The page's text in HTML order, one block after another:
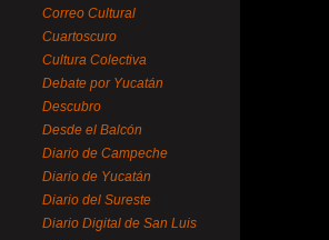
Correo Cultural
Cuartoscuro
Cultura Colectiva
Debate por Yucatán
Descubro
Desde el Balcón
Diario de Campeche
Diario de Yucatán
Diario del Sureste
Diario Digital de San Luis